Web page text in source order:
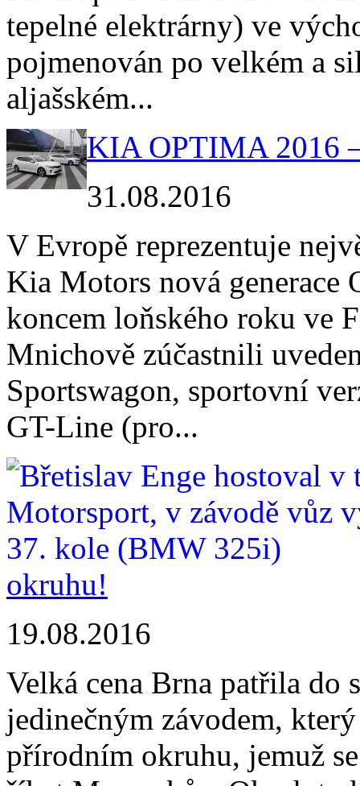
tepelné elektrárny) ve
pojmenován po velkém a
aljašském...
KIA OPTIMA 2016
31.08.2016
V Evropě reprezentuje
Kia Motors nová generace
koncem loňského roku ve
Mnichově zúčastnili
Sportswagon, sportovní
GT-Line (pro...
okruhu!
19.08.2016
Velká cena Brna patřila
jedinečným závodem,
přírodním okruhu, jemuž